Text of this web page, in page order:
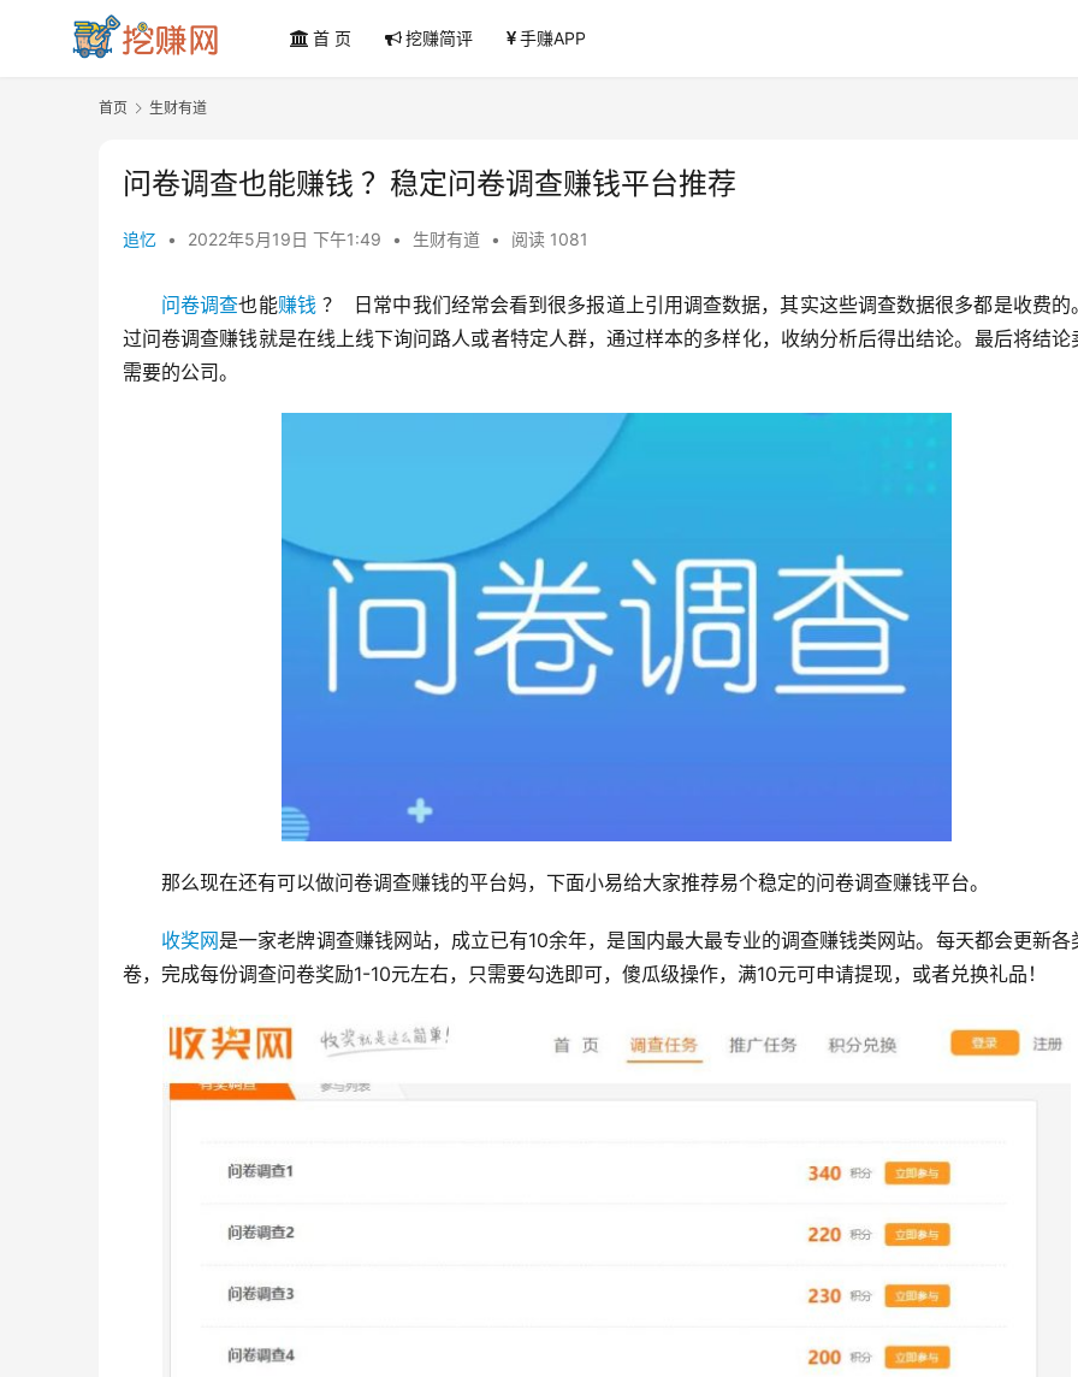
首 页 挖赚简评 手赚APP
首页 生财有道
问卷调查也能赚钱 ？稳定问卷调查赚钱平台推荐
追忆 • 2022年5月19日 下午1:49 • 生财有道 • 阅读 1081
问卷调查也能赚钱 ？  日常中我们经常会看到很多报道上引用调查数据，其实这些调查数据很多都是收费的
过问卷调查赚钱就是在线上线下询问路人或者特定人群，通过样本的多样化，收纳分析后得出结论。最后将结论
需要的公司。
那么现在还有可以做问卷调查赚钱的平台妈，下面小易给大家推荐易个稳定的问卷调查赚钱平台。
收奖网是一家老牌调查赚钱网站，成立已有10余年，是国内最大最专业的调查赚钱类网站。每天都会更新各
卷，完成每份调查问卷奖励1-10元左右，只需要勾选即可，傻瓜级操作，满10元可申请提现，或者兑换礼品！